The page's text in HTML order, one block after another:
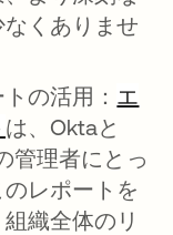
くありませ
の活用： エ
は、Oktaと
管理者にとっ
レポートを
織全体のリ